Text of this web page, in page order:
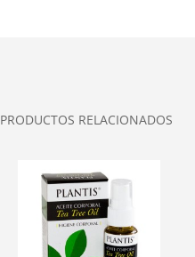
PRODUCTOS RELACIONADOS